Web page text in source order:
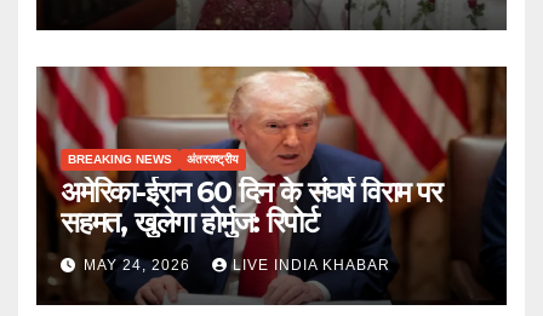
BREAKING NEWS अंतरराष्ट्रीय
अमेरिका-ईरान 60 दिन के संघर्ष विराम पर
सहमत, खुलेगा होर्मुज: रिपोर्ट
MAY 24, 2026 LIVE INDIA KHABAR